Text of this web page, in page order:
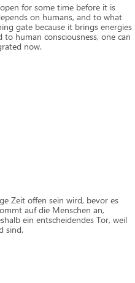
for some time before it is
on humans, and to what
gate because it brings energies
human consciousness, one can
now.
Zeit offen sein wird, bevor es
auf die Menschen an,
ein entscheidendes Tor, weil
sind.